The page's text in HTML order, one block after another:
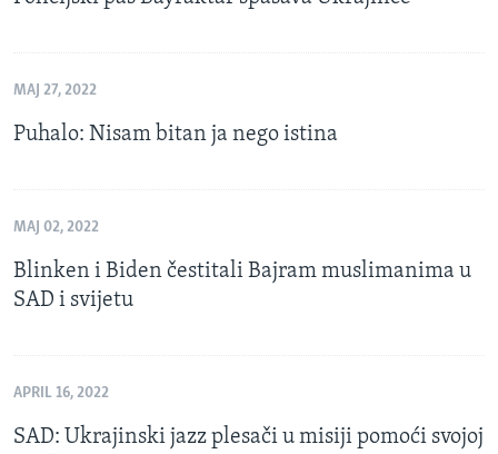
MAJ 27, 2022
Puhalo: Nisam bitan ja nego istina
MAJ 02, 2022
Blinken i Biden čestitali Bajram muslimanima u
SAD i svijetu
APRIL 16, 2022
SAD: Ukrajinski jazz plesači u misiji pomoći svojoj